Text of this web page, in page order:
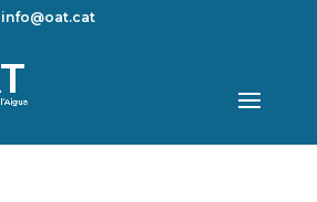
info@oat.cat